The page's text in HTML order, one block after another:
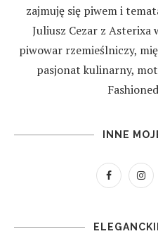
zajmuję się piwem i
Juliusz Cezar z Asterixa
piwowar rzemieślniczy,
pasjonat kulinarny,
INNE